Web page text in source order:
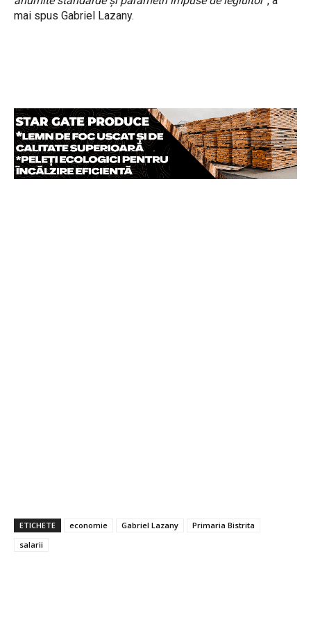
mai spus Gabriel Lazany.
ETICHETE economie Gabriel Lazany
Primaria Bistrita
salarii